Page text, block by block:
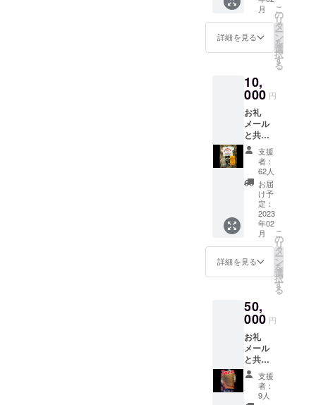
式会社
尾崎商
古屋市
千種区
¥5,000
シグネ
チャー
スプ
¥1,760
合計金
額
¥6,760
を送料
無料で
¥5,000
でお届
けしま
す。
（北海
道、沖
縄、離
島は、
送料が
かかり
ま
月
詳細を見る
こ
の
リ
タ
ー
ン
を
選
択
す
る
10,
000 円
お礼
メール
と共に
ポス
ター
(A3)
リーゼ
ントヘ
アース
タイル
の写真
¥5,000
Tシャツ
¥5,500
シグネ
スプ
レー
¥1,760
を送料
無料に
て
¥10,000
でお届
けしま
支援
者：
62人
お届
け予
定：
2023
年02
月
詳細を見る
こ
の
リ
タ
ー
ン
を
選
択
す
る
50,
000 円
お礼
メール
と共に
ポス
ター
（A3）
支援
者：
9人